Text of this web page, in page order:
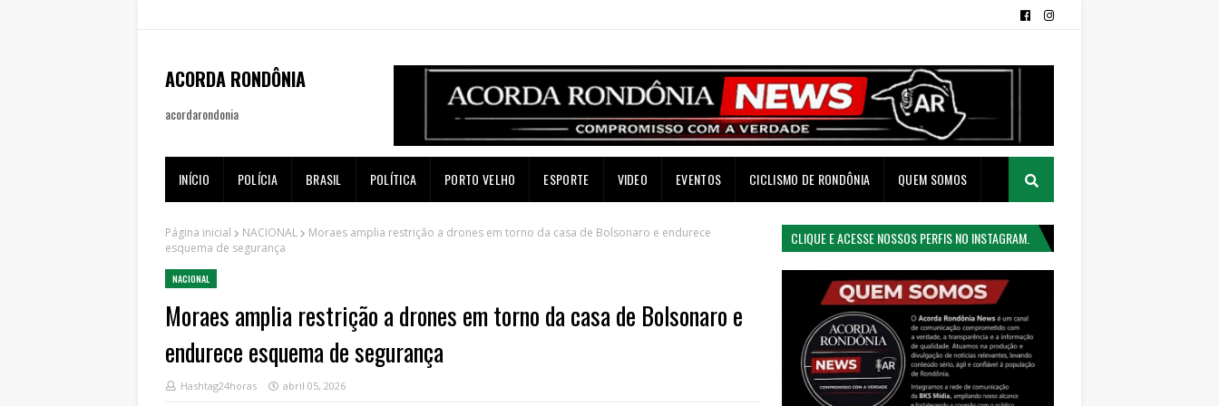
ACORDA RONDÔNIA
acordarondonia
INÍCIO POLÍCIA BRASIL POLÍTICA PORTO VELHO ESPORTE VIDEO EVENTOS CICLISMO DE RONDÔNIA QUEM SOMOS
Página inicial NACIONAL
Moraes amplia restrição a drones em torno da casa de Bolsonaro e endurece
esquema de segurança
NACIONAL
Moraes amplia restrição a drones em torno da casa de Bolsonaro e
endurece esquema de segurança
Hashtag24horas abril 05, 2026
CLIQUE E ACESSE NOSSOS PERFIS NO INSTAGRAM.